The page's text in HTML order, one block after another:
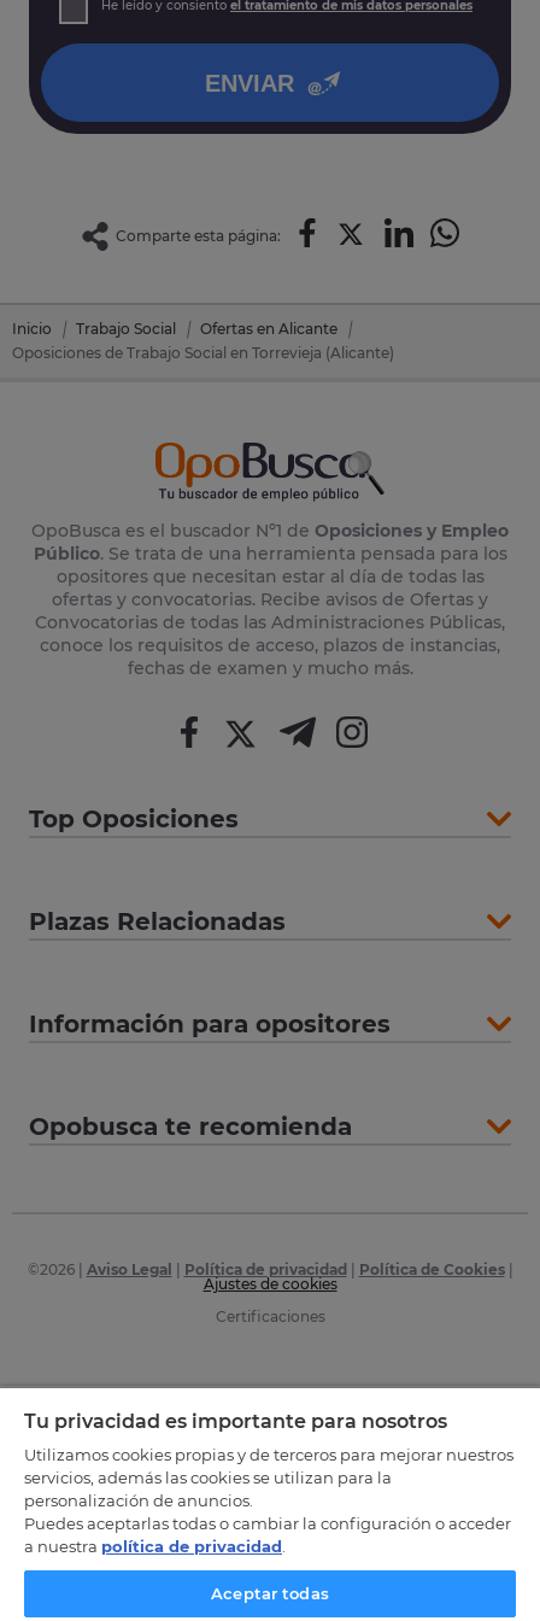
así como otros derechos tal y como se explica en nuestra
He leído y consiento el tratamiento de mis datos personales
ENVIAR
Comparte esta página:
Inicio Trabajo Social
Ofertas en Alicante
Oposiciones de Trabajo Social en Torrevieja (Alicante)
OpoBusca es el buscador Nº1 de Oposiciones y Empleo
Público. Se trata de una herramienta pensada para los
opositores que necesitan estar al día de todas las
ofertas y convocatorias. Recibe avisos de Ofertas y
Convocatorias de todas las Administraciones Públicas,
conoce los requisitos de acceso, plazos de instancias,
fechas de examen y mucho más.
Top Oposiciones
Plazas Relacionadas
Información para opositores
Opobusca te recomienda
©2026| Aviso Legal Política de privacidad Política de Cookies|
Ajustes de cookies
Certificaciones
Tu privacidad es importante para nosotros
Utilizamos cookies propias y de terceros para mejorar nuestros
servicios, además las cookies se utilizan para la
personalización de anuncios.
Puedes aceptarlas todas o cambiar la configuración o acceder
a nuestra política de privacidad
Aceptar todas